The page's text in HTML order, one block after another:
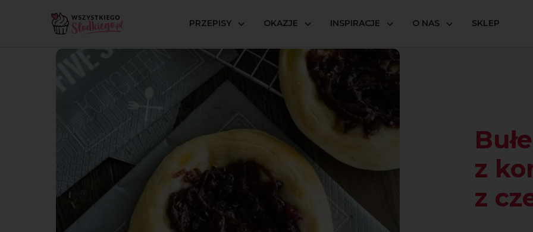
PRZEPISY OKAZJE INSPIRACJE O NAS SKLEP
Strona główna Przepisy Ciasta drożdżowe Bułeczki z konfiturą z czerwonej cebuli
z
z